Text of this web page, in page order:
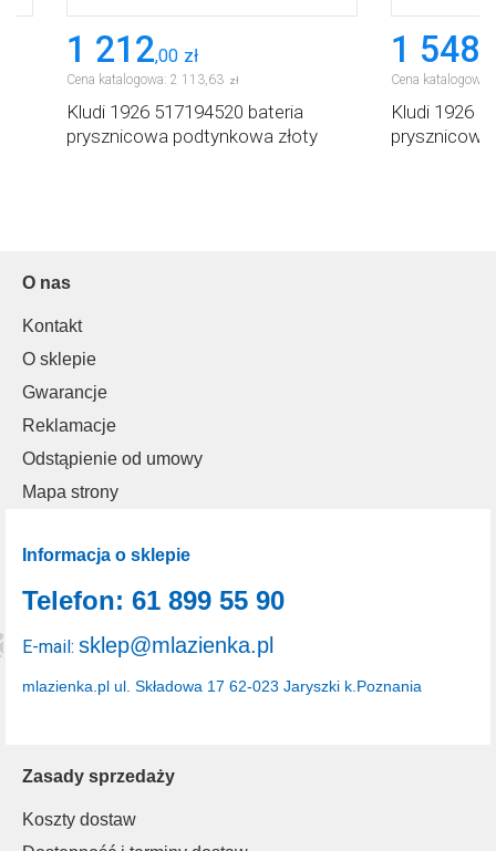
1 212,00 zł
Cena katalogowa: 2 113 63 zł
Kludi 1926 517194520 bateria
prysznicowa podtynkowa złoty
1 548
Cena katalogowa:
Kludi 1926
O nas
Kontakt
O sklepie
Gwarancje
Reklamacje
Odstąpienie od umowy
Mapa strony
Zasady sprzedaży
Koszty dostaw
Informacja o sklepie
mlazienka.pl ul. Składowa 17 62-023 Jaryszki k.Poznania
Telefon: 61 899 55 90
E-mail: sklep@mlazienka.pl